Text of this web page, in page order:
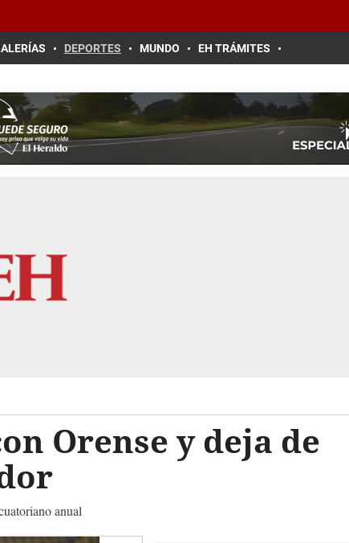
DEPORTES MUNDO EH TRÁMITES
Orense y deja de
anual